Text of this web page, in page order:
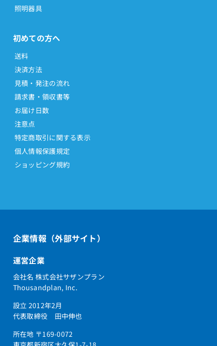
照明器具
初めての方へ
送料
決済方法
見積・発注の流れ
請求書・領収書等
お届け日数
注意点
特定商取引に関する表示
個人情報保護規定
ショッピング規約
企業情報（外部サイト）
運営企業
会社名 株式会社サザンプラン
Thousandplan, Inc.
設立 2012年2月
代表取締役 田中伸也
所在地 〒169-0072